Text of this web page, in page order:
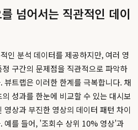
넘어서는 직관적인 데이
인 분석 데이터를 제공하지만, 여러 영
구간의 문제점을 직관적으로 파악하
뷰트랩은 이러한 한계를 극복합니다. 채
성과를 한눈에 비교할 수 있는 대시보
영상과 부진한 영상의 데이터 패턴 차이
예를 들어, '조회수 상위 10% 영상'과